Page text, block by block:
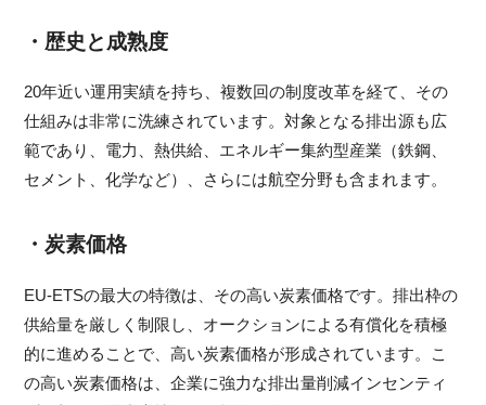
・歴史と成熟度
20年近い運用実績を持ち、複数回の制度改革を経て、その
仕組みは非常に洗練されています。対象となる排出源も広
範であり、電力、熱供給、エネルギー集約型産業（鉄鋼、
セメント、化学など）、さらには航空分野も含まれます。
・炭素価格
EU-ETSの最大の特徴は、その高い炭素価格です。排出枠の
供給量を厳しく制限し、オークションによる有償化を積極
的に進めることで、高い炭素価格が形成されています。こ
の高い炭素価格は、企業に強力な排出量削減インセンティ